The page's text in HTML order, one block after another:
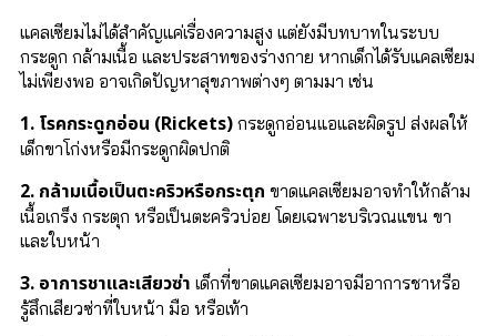
แคลเซียมไม่ได้สำคัญแค่เรื่องความสูง แต่ยังมีบทบาทในระบบ
กระดูก กล้ามเนื้อ และประสาทของร่างกาย หากเด็กได้รับแคลเซียม
ไม่เพียงพอ อาจเกิดปัญหาสุขภาพต่างๆ ตามมา เช่น
1. โรคกระดูกอ่อน (Rickets) กระดูกอ่อนแอและผิดรูป ส่งผลให้
เด็กขาโก่งหรือมีกระดูกผิดปกติ
2. กล้ามเนื้อเป็นตะคริวหรือกระตุก ขาดแคลเซียมอาจทำให้กล้าม
เนื้อเกร็ง กระตุก หรือเป็นตะคริวบ่อย โดยเฉพาะบริเวณแขน ขา
และใบหน้า
3. อาการชาและเสียวซ่า เด็กที่ขาดแคลเซียมอาจมีอาการชาหรือ
รู้สึกเสียวซ่าที่ใบหน้า มือ หรือเท้า